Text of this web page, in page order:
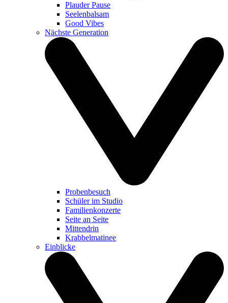
Plauder Pause
Seelenbalsam
Good Vibes
Nächste Generation
Probenbesuch
Schüler im Studio
Familienkonzerte
Seite an Seite
Mittendrin
Krabbelmatinee
Einblicke